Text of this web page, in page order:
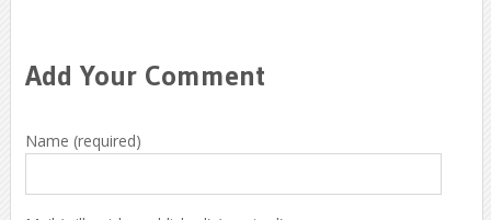
Add Your Comment
Name (required)